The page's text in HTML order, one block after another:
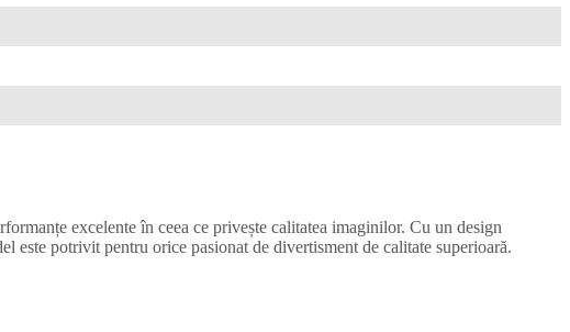
excelente în ceea ce privește calitatea imaginilor. Cu un design
este potrivit pentru orice pasionat de divertisment de calitate superioară.